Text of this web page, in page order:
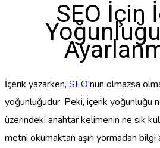
SEO İçin
Yoğunluğu
İçerik yazarken, SEO'nun olmazsa
yoğunluğudur. Peki, içerik yoğunluğu
üzerindeki anahtar kelimenin ne sık
metni okumaktan aşırı yormadan